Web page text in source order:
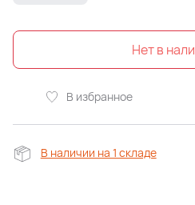
В избранное
В наличии на 1 складе